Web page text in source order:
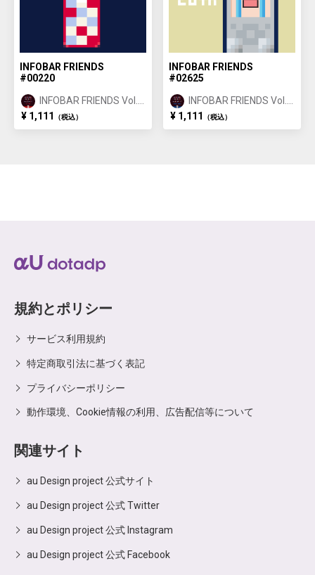
INFOBAR FRIENDS
#00220
INFOBAR FRIENDS Vol.1
NISHIKIGOI ①
¥ 1,111 （税込）
INFOBAR FRIENDS
#02625
INFOBAR FRIENDS Vol.1
BUILDING ②
¥ 1,111 （税込）
規約とポリシー
サービス利用規約
特定商取引法に基づく表記
プライバシーポリシー
動作環境、Cookie情報の利用、広告配信等について
関連サイト
au Design project 公式サイト
au Design project 公式 Twitter
au Design project 公式 Instagram
au Design project 公式 Facebook